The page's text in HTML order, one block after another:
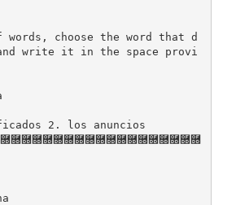
words, choose the word that d
write it in the space provi
2. los anuncios